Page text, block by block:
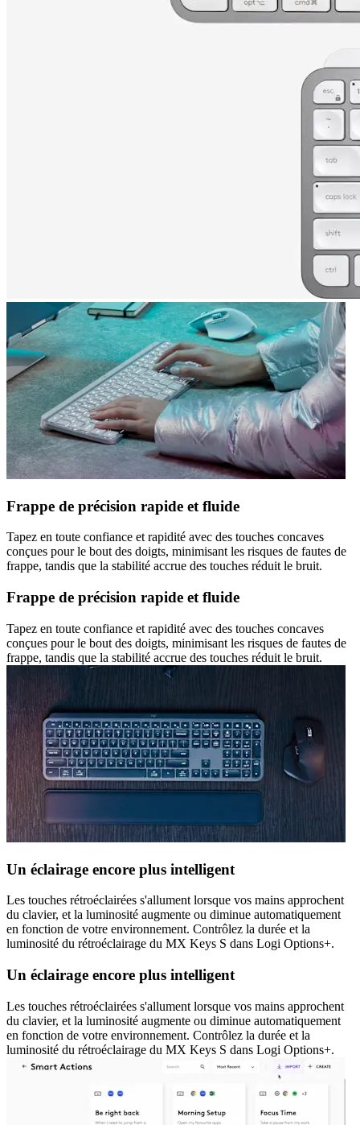
Frappe de précision rapide et fluide
Tapez en toute confiance et rapidité avec des touches concaves
conçues pour le bout des doigts, minimisant les risques de fautes de
frappe, tandis que la stabilité accrue des touches réduit le bruit.
Frappe de précision rapide et fluide
Tapez en toute confiance et rapidité avec des touches concaves
conçues pour le bout des doigts, minimisant les risques de fautes de
frappe, tandis que la stabilité accrue des touches réduit le bruit.
Un éclairage encore plus intelligent
Les touches rétroéclairées s'allument lorsque vos mains approchent
du clavier, et la luminosité augmente ou diminue automatiquement
en fonction de votre environnement. Contrôlez la durée et la
luminosité du rétroéclairage du MX Keys S dans Logi Options+.
Un éclairage encore plus intelligent
Les touches rétroéclairées s'allument lorsque vos mains approchent
du clavier, et la luminosité augmente ou diminue automatiquement
en fonction de votre environnement. Contrôlez la durée et la
luminosité du rétroéclairage du MX Keys S dans Logi Options+.